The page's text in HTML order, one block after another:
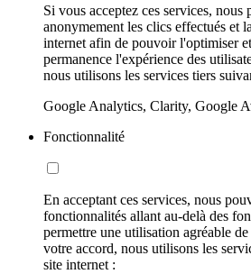
Si vous acceptez ces services, nous
anonymement les clics effectués et
internet afin de pouvoir l'optimiser
permanence l'expérience des
nous utilisons les services tiers
Google Analytics, Clarity, Google
Fonctionnalité
En acceptant ces services, nous
fonctionnalités allant au-delà des
permettre une utilisation agréable
votre accord, nous utilisons les
site internet :